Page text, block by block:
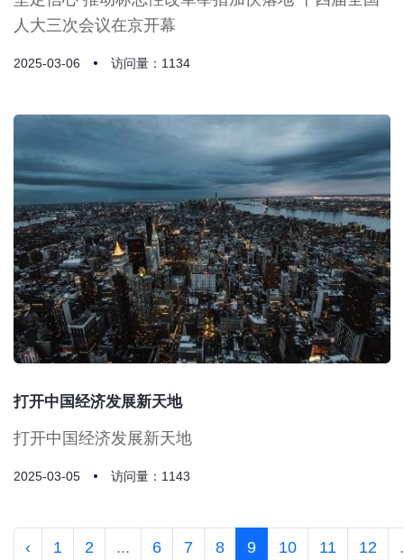
人大三次会议在京开幕
2025-03-06 访问量：1134
打开中国经济发展新天地
打开中国经济发展新天地
2025-03-05 访问量：1143
‹ 1 2 ... 6 7 8 9 10 11 12